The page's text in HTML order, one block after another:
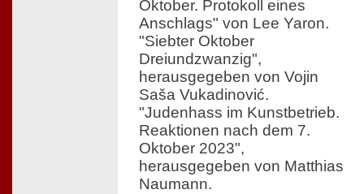
Oktober. Protokoll eines
Anschlags" von Lee Yaron.
"Siebter Oktober
Dreiundzwanzig",
herausgegeben von Vojin
Saša Vukadinović.
"Judenhass im Kunstbetrieb.
Reaktionen nach dem 7.
Oktober 2023",
herausgegeben von Matthias
Naumann.